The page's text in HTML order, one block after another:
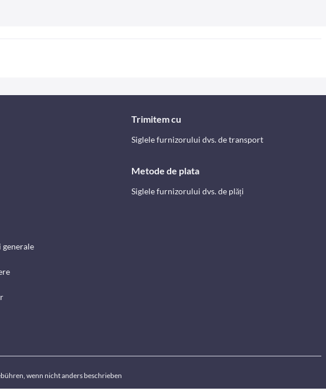
generale
Trimitem cu
Siglele furnizorului dvs. de transport
Metode de plata
Siglele furnizorului dvs. de plăți
wenn nicht anders beschrieben